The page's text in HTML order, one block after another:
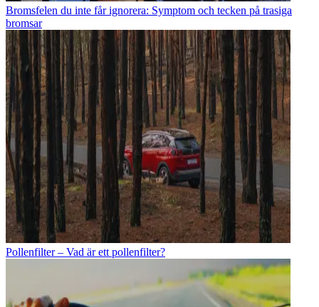
Bromsfelen du inte får ignorera: Symptom och tecken på trasiga
bromsar
Pollenfilter – Vad är ett pollenfilter?